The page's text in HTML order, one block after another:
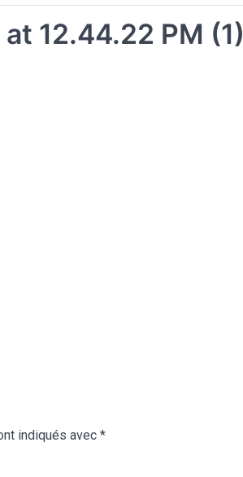
12.44.22 PM (1)
indiqués avec *